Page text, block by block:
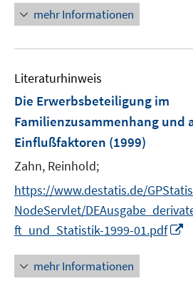
mehr Informationen
Literaturhinweis
Die Erwerbsbeteiligung im
Familienzusammenhang und
Einflußfaktoren (1999)
Zahn, Reinhold;
https://www.destatis.de/
NodeServlet/
ft_und_Statistik-1999-01.pdf
mehr Informationen